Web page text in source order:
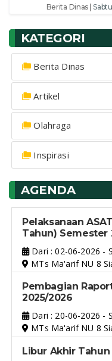
Berita Dinas |
KATEGORI
Berita Dinas
Artikel
Olahraga
Inspirasi
AGENDA
Pelaksanaan
Tahun) Semester
Dari : 02-06-2026 -
MTs Ma'arif NU 8
Pembagian
2025/2026
Dari : 20-06-2026 -
MTs Ma'arif NU 8
Libur Akhir Tahun